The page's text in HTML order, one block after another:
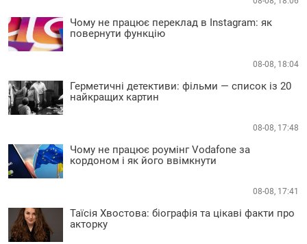
Чому не працює переклад в Instagram: як
повернути функцію
08-08, 18:04
Герметичні детективи: фільми — список із 20
найкращих картин
08-08, 17:48
Чому не працює роумінг Vodafone за
кордоном і як його ввімкнути
08-08, 17:41
Таїсія Хвостова: біографія та цікаві факти про
акторку